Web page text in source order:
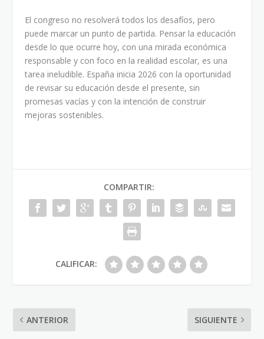
El congreso no resolverá todos los desafíos, pero
puede marcar un punto de partida. Pensar la educación
desde lo que ocurre hoy, con una mirada económica
responsable y con foco en la realidad escolar, es una
tarea ineludible. España inicia 2026 con la oportunidad
de revisar su educación desde el presente, sin
promesas vacías y con la intención de construir
mejoras sostenibles.
COMPARTIR:
CALIFICAR:
ANTERIOR SIGUIENTE